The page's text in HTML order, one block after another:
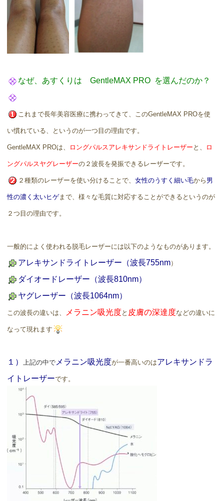
なぜ、あすくりは GentleMAX PRO を選んだのか？
これまで長年美容医療に携わってきて、このGentleMAX PROを使
い慣れている、というのが一つ目の理由です。
GentleMAX PROは、 ロングパルスアレキサンドライトレーザー と、 ロ
ングパルスヤグレーザーの２波長を発振できるレーザーです。
２種類のレーザーを使い分けることで、女性のうすく細い毛から 男
性の濃く太いヒゲまで、様々な毛質に対応することができるというのが
２つ目の理由です。
一般的によく使われる脱毛レーザーには以下のようなものがあります。
アレキサンドライトレーザー（波長755nm）
ダイオードレーザー（波長810nm）
ヤグレーザー（波長1064nm）
この波長の違いは、 メラニン吸光度と 皮膚の深達度などの違いに
なって現れます
１） 上記の中で メラニン吸光度が一番高いのはアレキサンドラ
イトレーザーです。